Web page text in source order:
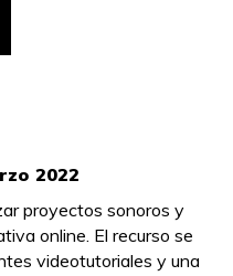
2022
proyectos sonoros y
online. El recurso se
videotutoriales y una